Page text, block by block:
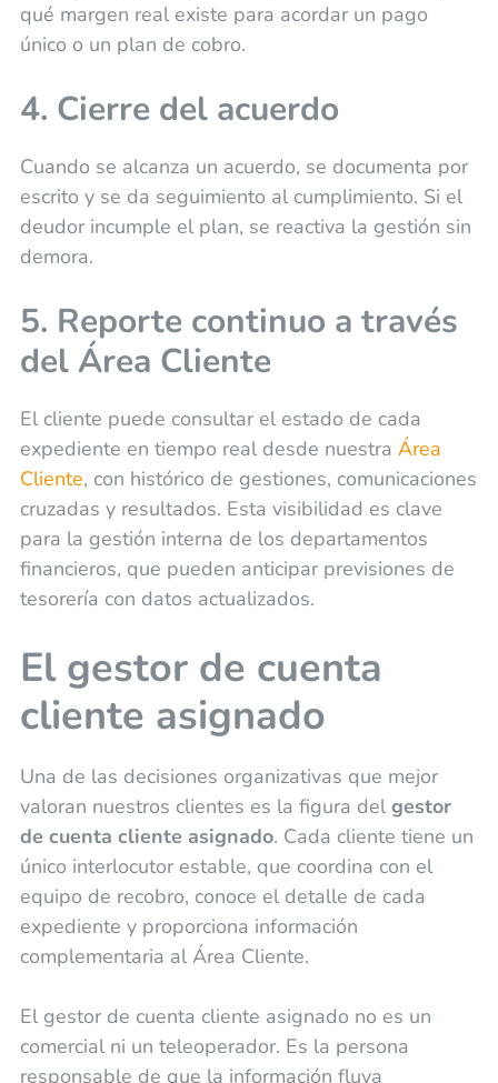
qué margen real existe para acordar un pago
único o un plan de cobro.
4. Cierre del acuerdo
Cuando se alcanza un acuerdo, se documenta por
escrito y se da seguimiento al cumplimiento. Si el
deudor incumple el plan, se reactiva la gestión sin
demora.
5. Reporte continuo a través
del Área Cliente
El cliente puede consultar el estado de cada
expediente en tiempo real desde nuestra Área
Cliente, con histórico de gestiones, comunicaciones
cruzadas y resultados. Esta visibilidad es clave
para la gestión interna de los departamentos
financieros, que pueden anticipar previsiones de
tesorería con datos actualizados.
El gestor de cuenta
cliente asignado
Una de las decisiones organizativas que mejor
valoran nuestros clientes es la figura del gestor
de cuenta cliente asignado. Cada cliente tiene un
único interlocutor estable, que coordina con el
equipo de recobro, conoce el detalle de cada
expediente y proporciona información
complementaria al Área Cliente.
El gestor de cuenta cliente asignado no es un
comercial ni un teleoperador. Es la persona
responsable de que la información fluya